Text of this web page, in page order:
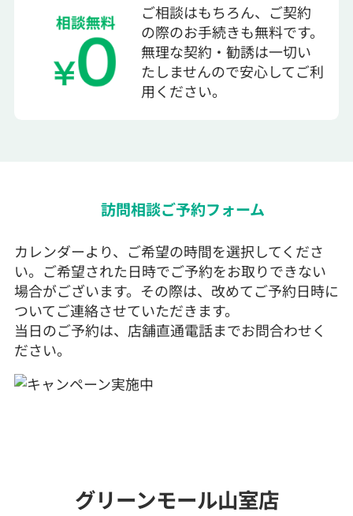
ご相談はもちろん、ご契約
の際のお手続きも無料です。
無理な契約・勧誘は一切い
たしませんので安心してご利
用ください。
グリーンモール山室店
訪問相談ご予約フォーム
カレンダーより、ご希望の時間を選択してくださ
い。ご希望された日時でご予約をお取りできない
場合がございます。その際は、改めてご予約日時に
ついてご連絡させていただきます。
当日のご予約は、店舗直通電話までお問合わせく
ださい。